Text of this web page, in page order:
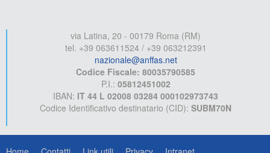
via Latina, 20 - 00179 Roma (RM)
tel. +39 063611524 / +39 063212391
nazionale@anffas.net
Codice Fiscale: 80035790585
P.I.: 05812451002
IBAN: IT 44 L 02008 03284 000102973743
Codice Identificativo destinatario (CID): SUBM70N